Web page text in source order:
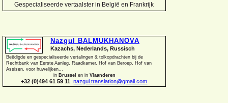
Gespecialiseerde vertaalster in België en Frankrijk
Nazgul BALMUKHANOVA
Kazachs, Nederlands, Russisch
Beëdigde en gespecialiseerde vertalingen & tolkopdrachten bij de
Rechtbank van Eerste Aanleg, Raadkamer, Hof van Beroep, Hof van
Assisen, voor huwelijken...
in Brussel en inVlaanderen
+32 (0)494 61 59 11nazgul.translation@gmail.com